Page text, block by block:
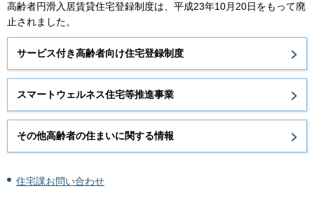
高齢者円滑入居賃貸住宅登録制度は、平成23年10月20日をもって廃
止されました。
サービス付き高齢者向け住宅登録制度
スマートウェルネス住宅等推進事業
その他高齢者の住まいに関する情報
住宅課お問い合わせ